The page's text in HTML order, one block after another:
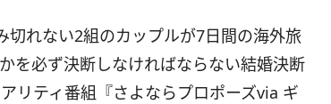
切れない2組のカップルが7日間の海外旅
を必ず決断しなければならない結婚決断
リティ番組『さよならプロポーズvia ギ